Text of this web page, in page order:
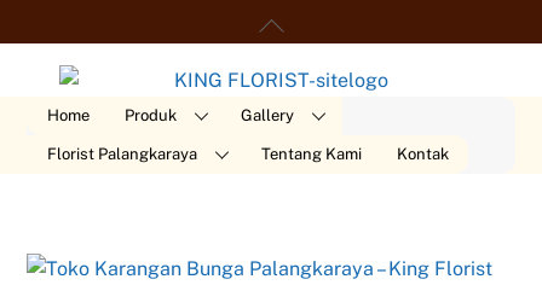
to
content
Home Produk Gallery
Florist Palangkaraya Tentang Kami Kontak
Back
To
Top